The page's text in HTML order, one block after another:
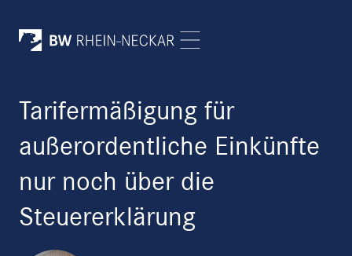
Tarifermäßigung für
außerordentliche Einkünfte
nur noch über die
Steuererklärung